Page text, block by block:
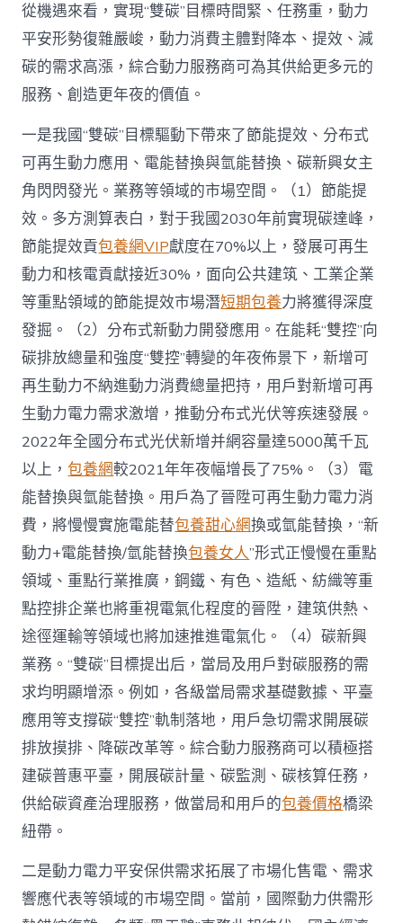
從機遇來看，實現“雙碳”目標時間緊、任務重，動力
平安形勢復雜嚴峻，動力消費主體對降本、提效、減
碳的需求高漲，綜合動力服務商可為其供給更多元的
服務、創造更年夜的價值。
一是我國“雙碳”目標驅動下帶來了節能提效、分布式
可再生動力應用、電能替換與氫能替換、碳新興女主
角閃閃發光。業務等領域的市場空間。（1）節能提
效。多方測算表白，對于我國2030年前實現碳達峰，
節能提效貢包養網VIP獻度在70%以上，發展可再生
動力和核電貢獻接近30%，面向公共建筑、工業企業
等重點領域的節能提效市場潛短期包養力將獲得深度
發掘。（2）分布式新動力開發應用。在能耗“雙控”向
碳排放總量和強度“雙控”轉變的年夜佈景下，新增可
再生動力不納進動力消費總量把持，用戶對新增可再
生動力電力需求激增，推動分布式光伏等疾速發展。
2022年全國分布式光伏新增并網容量達5000萬千瓦
以上，包養網較2021年年夜幅增長了75%。（3）電
能替換與氫能替換。用戶為了晉陞可再生動力電力消
費，將慢慢實施電能替包養甜心網換或氫能替換，“新
動力+電能替換/氫能替換包養女人”形式正慢慢在重點
領域、重點行業推廣，鋼鐵、有色、造紙、紡織等重
點控排企業也將重視電氣化程度的晉陞，建筑供熱、
途徑運輸等領域也將加速推進電氣化。（4）碳新興
業務。“雙碳”目標提出后，當局及用戶對碳服務的需
求均明顯增添。例如，各級當局需求基礎數據、平臺
應用等支撐碳“雙控”軌制落地，用戶急切需求開展碳
排放摸排、降碳改革等。綜合動力服務商可以積極搭
建碳普惠平臺，開展碳計量、碳監測、碳核算任務，
供給碳資產治理服務，做當局和用戶的包養價格橋梁
紐帶。
二是動力電力平安保供需求拓展了市場化售電、需求
響應代表等領域的市場空間。當前，國際動力供需形